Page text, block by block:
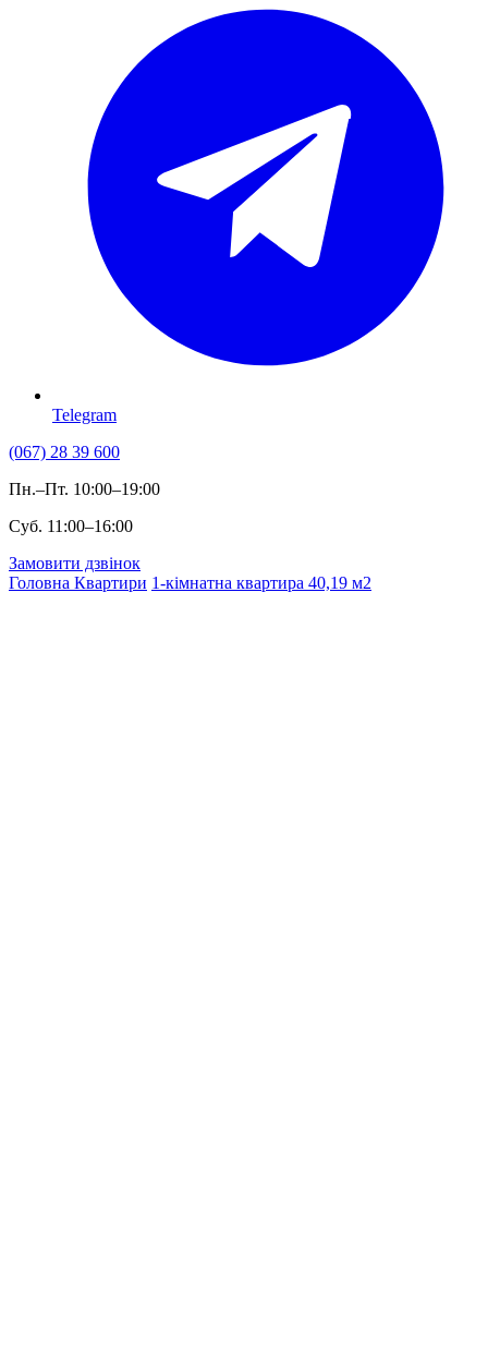
Telegram
(067) 28 39 600
Пн.–Пт. 10:00–19:00
Суб. 11:00–16:00
Замовити дзвінок
Головна Квартири 1-кімнатна квартира 40,19 м2